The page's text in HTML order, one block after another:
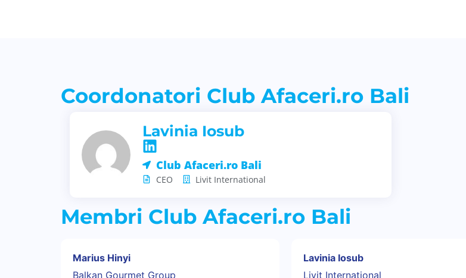
Coordonatori Club Afaceri.ro Bali
Lavinia Iosub
Club Afaceri.ro Bali
CEO Livit International
Membri Club Afaceri.ro Bali
Marius Hinyi
Balkan Gourmet Group
Lavinia Iosub
Livit International